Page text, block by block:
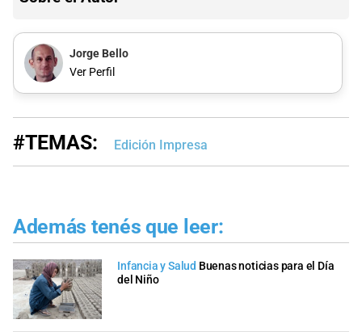
Jorge Bello
Ver Perfil
#TEMAS: Edición Impresa
Además tenés que leer:
Infancia y Salud Buenas noticias para el Día
del Niño